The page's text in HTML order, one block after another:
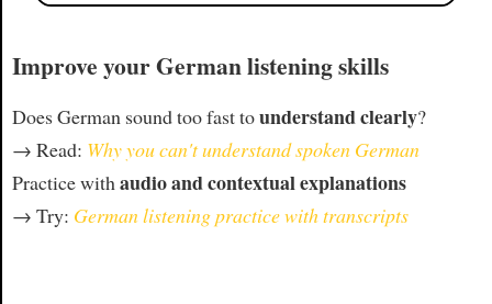
Improve your German listening skills
Does German sound too fast tounderstand clearly?
→ Read: Why you can't understand spoken German
Practice withaudio and contextual explanations
→ Try: German listening practice with transcripts